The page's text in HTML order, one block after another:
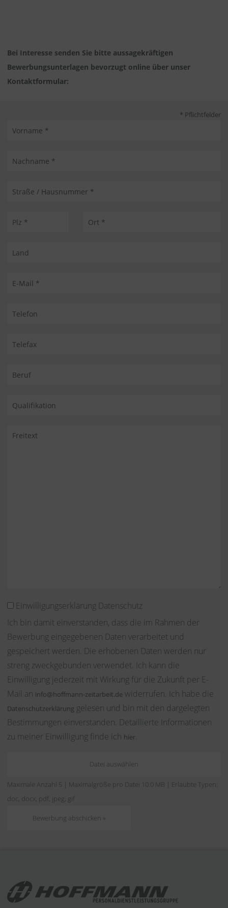
Bei Interesse senden Sie bitte aussagekräftigen
Bewerbungsunterlagen bevorzugt online über unser
Kontaktformular:
* Pflichtfelder
Einwilligungserklärung Datenschutz
Ich bin damit einverstanden, dass die im Rahmen der
Bewerbung eingegebenen Daten verarbeitet und
gespeichert werden. Die erhobenen Daten werden nur
streng zweckgebunden verwendet. Ich kann die
Einwilligung jederzeit mit Wirkung für die Zukunft per E-
Mail an info@hoffmann-zeitarbeit.de widerrufen. Ich habe die
Datenschutzerklärung gelesen und bin mit den dargelegten
Bestimmungen einverstanden. Detaillierte Informationen
zu meiner Einwilligung finde ich hier.
Datei auswählen
Maximale Anzahl 5 | Maximalgröße pro Datei 10.0 MB | Erlaubte Typen:
doc, docx, pdf, jpeg, gif